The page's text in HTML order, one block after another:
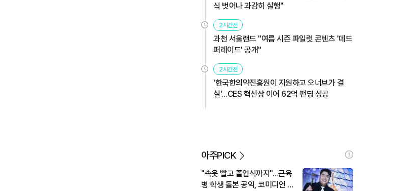
식 벗어나 과감히 실행"
2시간전
과천 서울랜드 "여름 시즌 파일럿 콘텐츠 '데드
퍼레이드' 공개"
2시간전
'한국한의약진흥원이 지원하고 오너브가 결
실'…CES 혁신상 이어 62억 펀딩 성공
아주PICK
"속옷 빨고 졸업식까지"…근육
병 학생 돌본 공익, 코미디언 김